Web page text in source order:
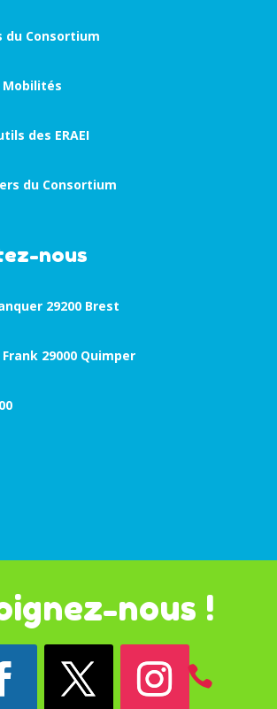
Consortium
Mobilités
des ERAEI
du Consortium
nous
29200 Brest
29000 Quimper
nous !
